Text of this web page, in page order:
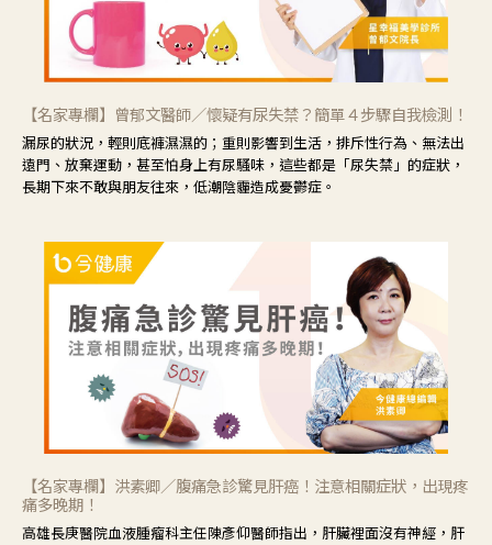
【名家專欄】曾郁文醫師／懷疑有尿失禁？簡單４步驟自我檢測！
漏尿的狀況，輕則底褲濕濕的；重則影響到生活，排斥性行為、無法出
遠門、放棄運動，甚至怕身上有尿騷味，這些都是「尿失禁」的症狀，
長期下來不敢與朋友往來，低潮陰霾造成憂鬱症。
【名家專欄】洪素卿／腹痛急診驚見肝癌！注意相關症狀，出現疼
痛多晚期！
高雄長庚醫院血液腫瘤科主任陳彥仰醫師指出，肝臟裡面沒有神經，肝